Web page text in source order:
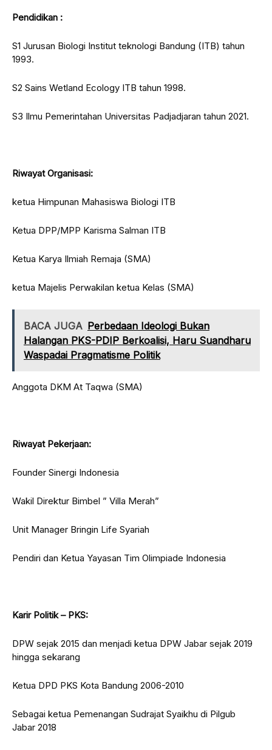
Pendidikan :
S1 Jurusan Biologi Institut teknologi Bandung (ITB) tahun
1993.
S2 Sains Wetland Ecology ITB tahun 1998.
S3 Ilmu Pemerintahan Universitas Padjadjaran tahun 2021.
Riwayat Organisasi:
ketua Himpunan Mahasiswa Biologi ITB
Ketua DPP/MPP Karisma Salman ITB
Ketua Karya Ilmiah Remaja (SMA)
ketua Majelis Perwakilan ketua Kelas (SMA)
BACA JUGA Perbedaan Ideologi Bukan
Halangan PKS-PDIP Berkoalisi, Haru Suandharu
Waspadai Pragmatisme Politik
Anggota DKM At Taqwa (SMA)
Riwayat Pekerjaan:
Founder Sinergi Indonesia
Wakil Direktur Bimbel ” Villa Merah”
Unit Manager Bringin Life Syariah
Pendiri dan Ketua Yayasan Tim Olimpiade Indonesia
Karir Politik – PKS:
DPW sejak 2015 dan menjadi ketua DPW Jabar sejak 2019
hingga sekarang
Ketua DPD PKS Kota Bandung 2006-2010
Sebagai ketua Pemenangan Sudrajat Syaikhu di Pilgub
Jabar 2018